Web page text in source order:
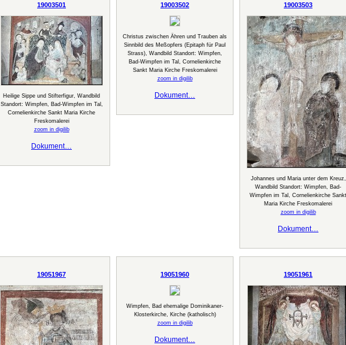
19003501
Heilige Sippe und Stifterfigur, Wandbild
Standort: Wimpfen, Bad-Wimpfen im Tal,
Cornelienkirche Sankt Maria Kirche
Freskomalerei
zoom in digilib
Dokument…
19003502
Christus zwischen Ähren und Trauben als
Sinnbild des Meßopfers (Epitaph für Paul
Strass), Wandbild Standort: Wimpfen,
Bad-Wimpfen im Tal, Cornelienkirche
Sankt Maria Kirche Freskomalerei
zoom in digilib
Dokument…
19003503
Johannes und Maria unter dem Kreuz,
Wandbild Standort: Wimpfen, Bad-
Wimpfen im Tal, Cornelienkirche Sankt
Maria Kirche Freskomalerei
zoom in digilib
Dokument…
19051967 19051960
Wimpfen, Bad ehemalige Dominikaner-
Klosterkirche, Kirche (katholisch)
zoom in digilib
Dokument…
19051961